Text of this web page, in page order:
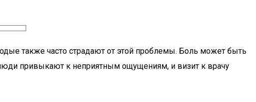
также часто страдают от этой проблемы. Боль может быть
привыкают к неприятным ощущениям, и визит к врачу